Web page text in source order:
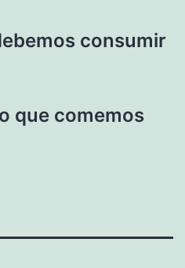
consumir
que comemos